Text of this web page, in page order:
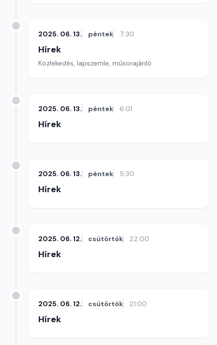
2025. 06. 13. péntek 7:30
Hírek
Közlekedés, lapszemle, műsorajánló
2025. 06. 13. péntek 6:01
Hírek
2025. 06. 13. péntek 5:30
Hírek
2025. 06. 12. csütörtök 22:00
Hírek
2025. 06. 12. csütörtök 21:00
Hírek